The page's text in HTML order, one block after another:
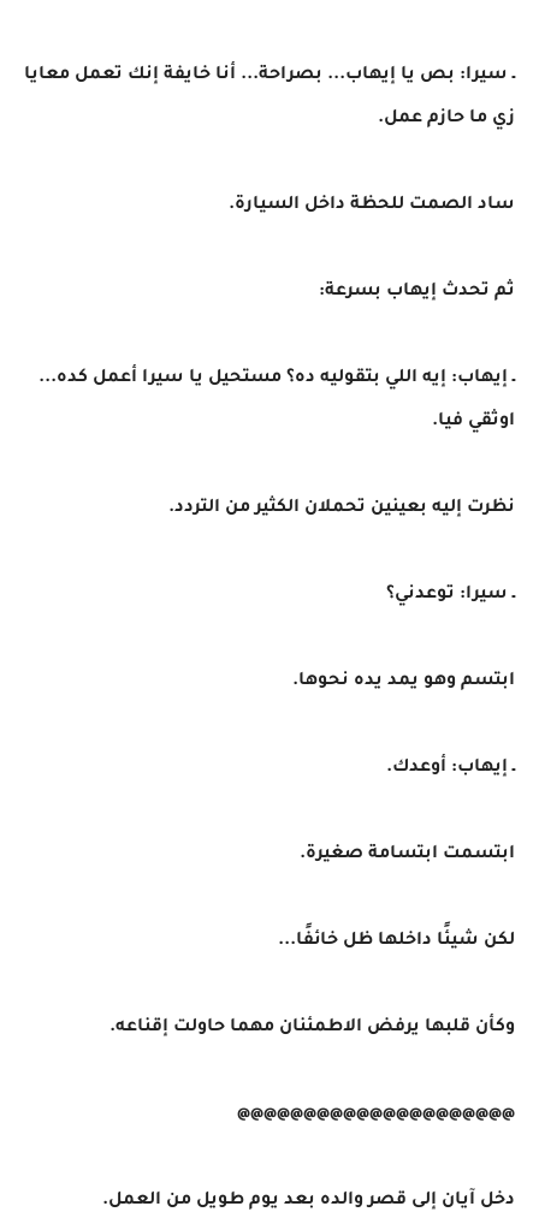
ـ سيرا: بص يا إيهاب... بصراحة... أنا خايفة إنك تعمل معايا
زي ما حازم عمل.
ساد الصمت للحظة داخل السيارة.
ثم تحدث إيهاب بسرعة:
ـ إيهاب: إيه اللي بتقوليه ده؟ مستحيل يا سيرا أعمل كده...
اوثقي فيا.
نظرت إليه بعينين تحملان الكثير من التردد.
ـ سيرا: توعدني؟
ابتسم وهو يمد يده نحوها.
ـ إيهاب: أوعدك.
ابتسمت ابتسامة صغيرة.
لكن شيئًا داخلها ظل خائفًا...
وكأن قلبها يرفض الاطمئنان مهما حاولت إقناعه.
@@@@@@@@@@@@@@@@@@@@@
دخل آيان إلى قصر والده بعد يوم طويل من العمل.